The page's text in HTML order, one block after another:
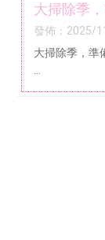
大掃除季
發佈：2025/
大掃除季，準